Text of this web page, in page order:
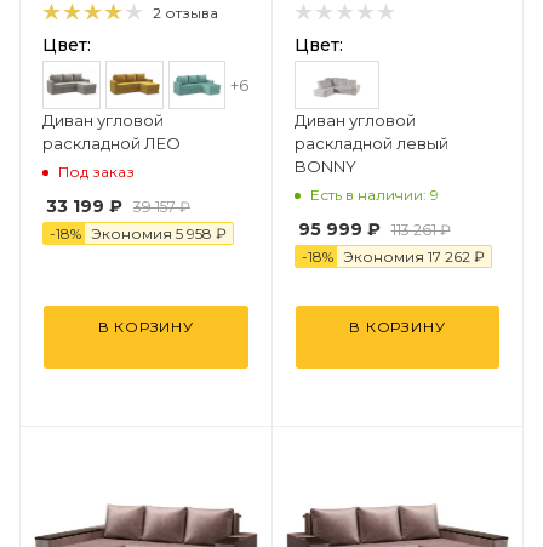
2 отзыва
Цвет:
+6
Диван угловой
раскладной ЛЕО
Под заказ
33 199 ₽ 39 157 ₽
-18% Экономия 5 958 ₽
В КОРЗИНУ
Цвет:
Диван угловой
раскладной левый
BONNY
Есть в наличии: 9
95 999 ₽ 113 261 ₽
-18% Экономия 17 262 ₽
В КОРЗИНУ